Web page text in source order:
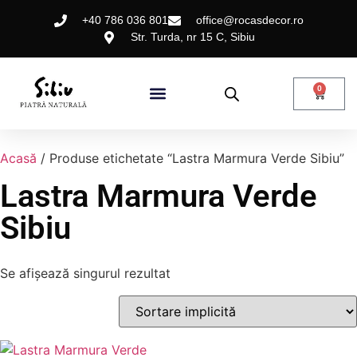
+40 786 036 801
office@rocasdecor.ro
Str. Turda, nr 15 C, Sibiu
0
Acasă / Produse etichetate “Lastra Marmura Verde Sibiu”
Lastra Marmura Verde
Sibiu
Se afișează singurul rezultat